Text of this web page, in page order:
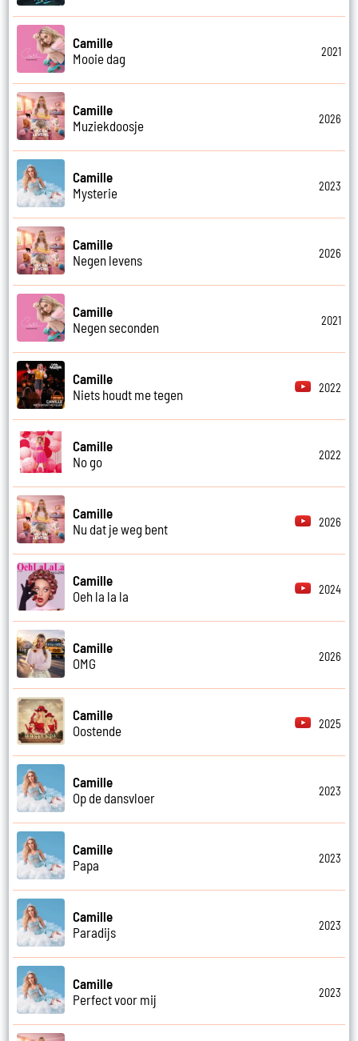
Camille
Mooie dag
2021
Camille
Muziekdoosje
2026
Camille
Mysterie
2023
Camille
Negen levens
2026
Camille
Negen seconden
2021
Camille
Niets houdt me tegen
2022
Camille
No go
2022
Camille
Nu dat je weg bent
2026
Camille
Oeh la la la
2024
Camille
OMG
2026
Camille
Oostende
2025
Camille
Op de dansvloer
2023
Camille
Papa
2023
Camille
Paradijs
2023
Camille
Perfect voor mij
2023